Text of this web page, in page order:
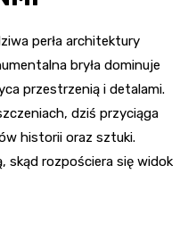
perła architektury
bryła dominuje
przestrzenią i detalami.
dziś przyciąga
historii oraz sztuki.
skąd rozpościera się widok